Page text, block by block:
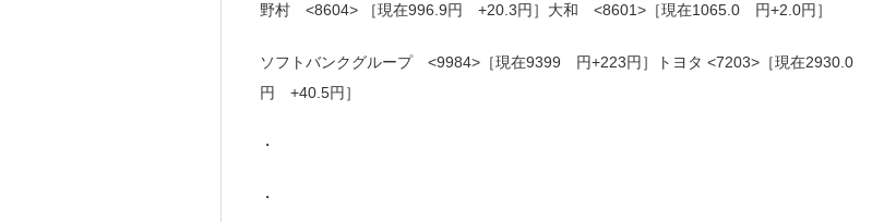
野村 <8604> ［現在996.9円 +20.3円］大和 <8601>［現在1065.0 円+2.0円］
ソフトバンクグループ <9984>［現在9399 円+223円］トヨタ <7203>［現在2930.0
円 +40.5円］
・
・